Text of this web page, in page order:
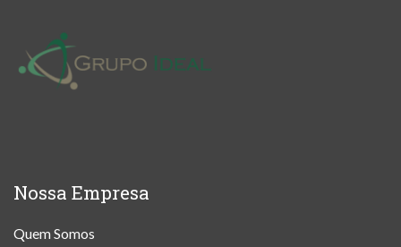
Nossa Empresa
Quem Somos